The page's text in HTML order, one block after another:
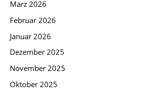
März 2026
Februar 2026
Januar 2026
Dezember 2025
November 2025
Oktober 2025